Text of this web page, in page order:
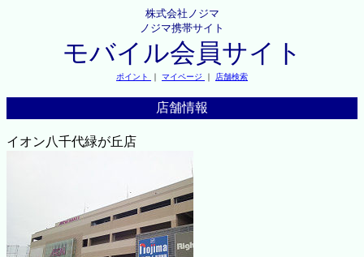
株式会社ノジマ
ノジマ携帯サイト
モバイル会員サイト
ポイント ｜ マイページ ｜ 店舗検索
店舗情報
イオン八千代緑が丘店